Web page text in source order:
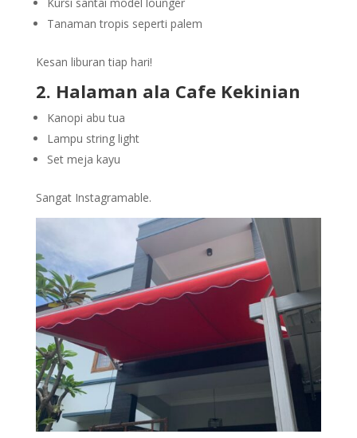
Tanaman tropis seperti palem
Kesan liburan tiap hari!
2. Halaman ala Cafe Kekinian
Kanopi abu tua
Lampu string light
Set meja kayu
Sangat Instagramable.